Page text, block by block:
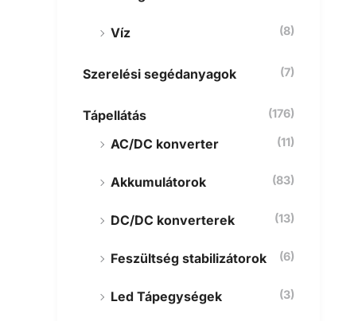
Víz (8)
Szerelési segédanyagok (7)
Tápellátás (176)
AC/DC konverter (11)
Akkumulátorok (83)
DC/DC konverterek (13)
Feszültség stabilizátorok (6)
Led Tápegységek (3)